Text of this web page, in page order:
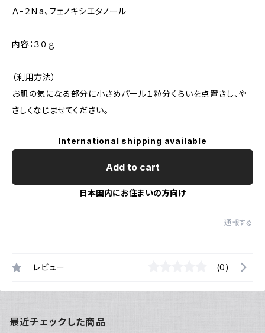
Ａ−２Ｎa、フェノキシエタノール
内容：３０ｇ
（利用方法）
お肌の気になる部分に小さめパール１粒分くらいを点置きし、や
さしくなじませてください。
International shipping available
Add to cart
日本国内にお住まいの方向け
通報する
レビュー (0)
最近チェックした商品